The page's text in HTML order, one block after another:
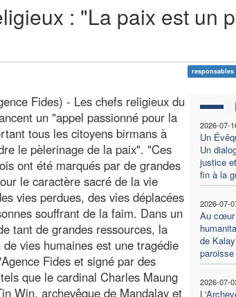
: "La paix est un
2026-07-
Un
Un
justice
fin à la
2026-07-
Au cœur
de
paroisse
2026-07-
Fides) - Les chefs religieux du
un "appel passionné pour la
tous les citoyens birmans à
le pèlerinage de la paix". "Ces
ont été marqués par de grandes
le caractère sacré de la vie
vies perdues, des vies déplacées
souffrant de la faim. Dans un
tant de grandes ressources, la
de vies humaines est une tragédie
Fides et signé par des
que le cardinal Charles Maung
Win, archevêque de Mandalay et